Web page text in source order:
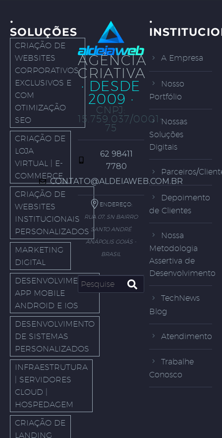
·
SOLUÇÕES
CRIAÇÃO DE
WEBSITES
CORPORATIVOS,
EXCLUSIVOS E
COM
OTIMIZAÇÃO
SEO
CRIAÇÃO DE
LOJA
VIRTUAL | E-
COMMERCE
CRIAÇÃO DE
WEBSITES
INSTITUCIONAIS
PERSONALIZADOS
MARKETING
DIGITAL
DESENVOLVIMENTO
APP MOBILE
ANDROID E IOS
DESENVOLVIMENTO
DE SISTEMAS
PERSONALIZADOS
INFRAESTRUTURA
| SERVIDORES
CLOUD |
HOSPEDAGEM
CRIAÇÃO DE
LANDING
AGÊNCIA
CRIATIVA
· DESDE
2009 ·
CNPJ:
15.759.037/0001-
75
62 98411
7780
CONTATO@ALDEIAWEB.COM.BR
ENDEREÇO:
RUA 07, SN BAIRRO
SANTO ANDRÉ
ANÁPOLIS GOIÁS -
BRASIL
·
A Empresa
Nosso
Portfólio
Nossas
Soluções
Digitais
Parceiros/
Depoimento
de Clientes
Nossa
Metodologia
Assertiva de
Desenvolvimento
TechNews
Blog
Atendimento
Trabalhe
Conosco